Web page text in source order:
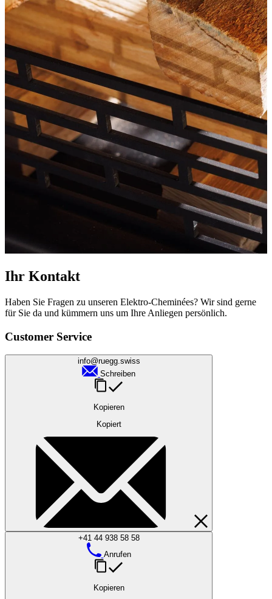
Ihr Kontakt
Haben Sie Fragen zu unseren Elektro-Cheminées? Wir sind gerne
für Sie da und kümmern uns um Ihre Anliegen persönlich.
Customer Service
info@ruegg.swiss
Schreiben
Kopieren
Kopiert
+41 44 938 58 58
Anrufen
Kopieren